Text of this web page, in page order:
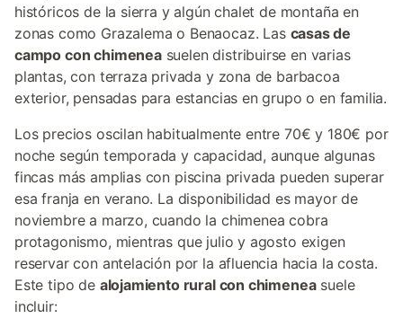
históricos de la sierra y algún chalet de montaña en
zonas como Grazalema o Benaocaz. Las casas de
campo con chimeneasuelen distribuirse en varias
plantas, con terraza privada y zona de barbacoa
exterior, pensadas para estancias en grupo o en familia.
Los precios oscilan habitualmente entre 70€ y 180€ por
noche según temporada y capacidad, aunque algunas
fincas más amplias con piscina privada pueden superar
esa franja en verano. La disponibilidad es mayor de
noviembre a marzo, cuando la chimenea cobra
protagonismo, mientras que julio y agosto exigen
reservar con antelación por la afluencia hacia la costa.
Este tipo de alojamiento rural con chimeneasuele
incluir: